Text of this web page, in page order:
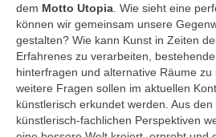
dem Motto Utopia . Wie sieht eine
können wir gemeinsam unsere
gestalten? Wie kann Kunst in Zeiten
Erfahrenes zu verarbeiten,
hinterfragen und alternative Räume zu
weitere Fragen sollen im aktuellen
künstlerisch erkundet werden. Aus
künstlerisch-fachlichen Perspektiven